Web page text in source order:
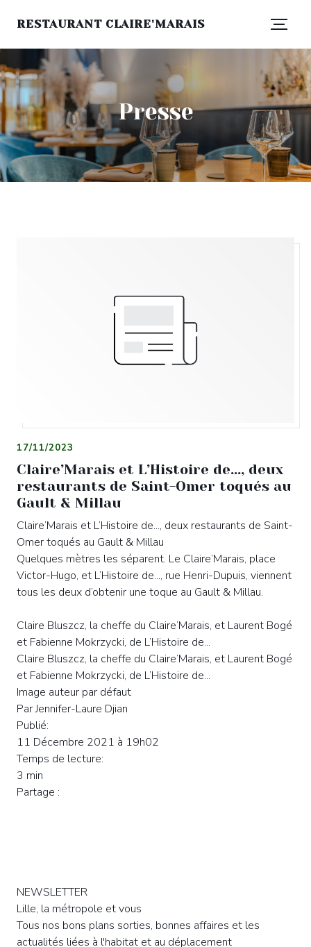
RESTAURANT CLAIRE'MARAIS
Presse
Claire’Marais et L’Histoire de..., deux
restaurants de Saint-Omer toqués au
Gault & Millau
17/11/2023
Claire’Marais et L’Histoire de..., deux restaurants de Saint-
Omer toqués au Gault & Millau
Quelques mètres les séparent. Le Claire’Marais, place
Victor-Hugo, et L’Histoire de..., rue Henri-Dupuis, viennent
tous les deux d’obtenir une toque au Gault & Millau.
Claire Bluszcz, la cheffe du Claire’Marais, et Laurent Bogé
et Fabienne Mokrzycki, de L’Histoire de...
Claire Bluszcz, la cheffe du Claire’Marais, et Laurent Bogé
et Fabienne Mokrzycki, de L’Histoire de...
Image auteur par défaut
Par Jennifer-Laure Djian
Publié:
11 Décembre 2021 à 19h02
Temps de lecture:
3 min
Partage :
NEWSLETTER
Lille, la métropole et vous
Tous nos bons plans sorties, bonnes affaires et les
actualités liées à l'habitat et au déplacement